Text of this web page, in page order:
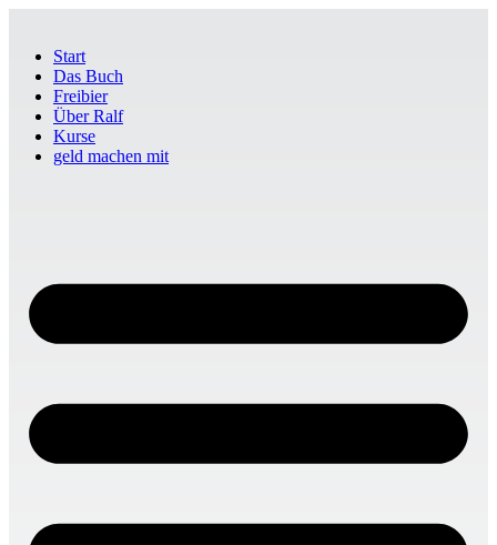
Start
Das Buch
Freibier
Über Ralf
Kurse
geld machen mit